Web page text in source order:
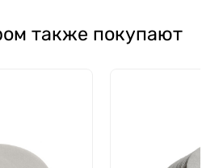
также покупают